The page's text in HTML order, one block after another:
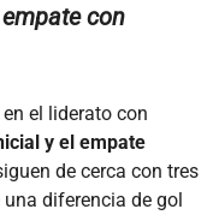
con
el liderato con
y el empate
de cerca con tres
diferencia de gol